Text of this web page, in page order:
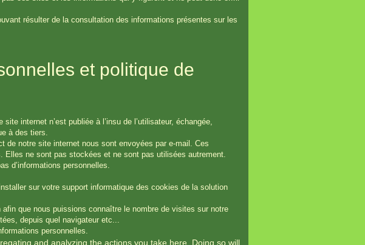
résulter de la consultation des informations présentes sur les
et politique de
internet n’est publiée à l’insu de l’utilisateur, échangée,
à des tiers.
de notre site internet nous sont envoyées par e-mail. Ces
Elles ne sont pas stockées et ne sont pas utilisées autrement.
d’informations personnelles.
sur votre support informatique des cookies de la solution
que nous puissions connaître le nombre de visites sur notre
depuis quel navigateur etc...
personnelles.
and analyzing the actions you take here. Doing so will